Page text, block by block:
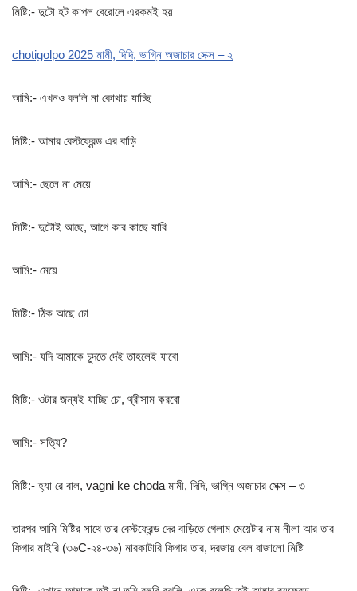
মিষ্টি:- দুটো হট কাপল বেরোলে এরকমই হয়
chotigolpo 2025 মামী, দিদি, ভাগ্নি অজাচার সেক্স – ২
আমি:- এখনও বললি না কোথায় যাচ্ছি
মিষ্টি:- আমার বেস্টফ্রেন্ড এর বাড়ি
আমি:- ছেলে না মেয়ে
মিষ্টি:- দুটোই আছে, আগে কার কাছে যাবি
আমি:- মেয়ে
মিষ্টি:- ঠিক আছে চো
আমি:- যদি আমাকে চুদতে দেই তাহলেই যাবো
মিষ্টি:- ওটার জন্যই যাচ্ছি চো, থ্রীসাম করবো
আমি:- সত্যি?
মিষ্টি:- হ্যা রে বাল, vagni ke choda মামী, দিদি, ভাগ্নি অজাচার সেক্স – ৩
তারপর আমি মিষ্টির সাথে তার বেস্টফ্রেন্ড দের বাড়িতে গেলাম মেয়েটার নাম নীলা আর তার
ফিগার মাইরি (৩৬C-২৪-৩৬) মারকাটারি ফিগার তার, দরজায় বেল বাজালো মিষ্টি